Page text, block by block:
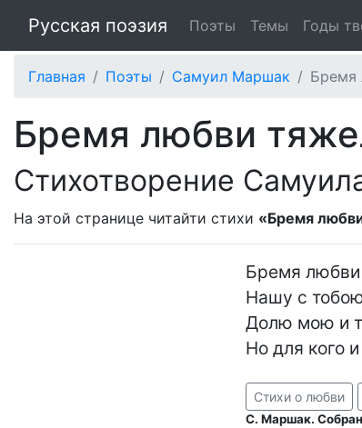
Русская поэзия Поэты Темы Годы
Главная Поэты Самуил Маршак Бремя
Бремя любви
Стихотворение
На этой странице читайти стихи «Бремя
Бремя любви
Нашу с
Долю мою и
Но для кого
Стихи о любви
С. Маршак.